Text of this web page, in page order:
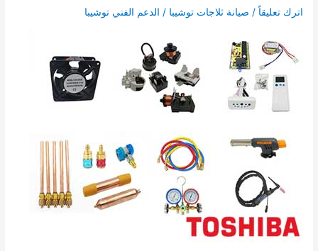
اترك تعليقاً / صيانة ثلاجات توشيبا / الدعم الفني توشيبا
توشيبا
الجودة